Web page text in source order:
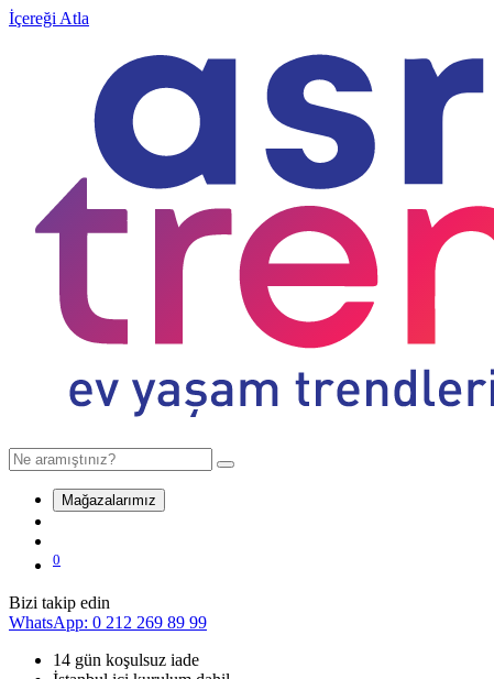
İçereği Atla
Mağazalarımız
0
Bizi takip edin
WhatsApp: 0 212 269 89 99
14 gün koşulsuz iade